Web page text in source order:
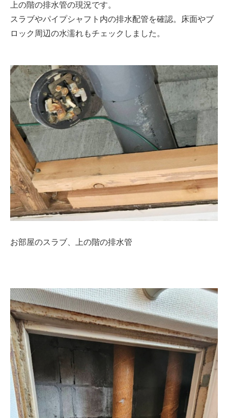
上の階の排水管の現況です。
スラブやパイプシャフト内の排水配管を確認。床面やブ
ロック周辺の水濡れもチェックしました。
お部屋のスラブ、上の階の排水管